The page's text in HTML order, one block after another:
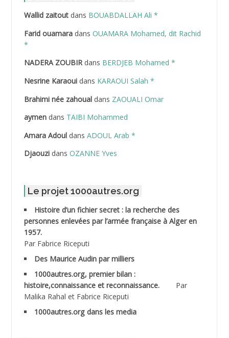
ABDEDDAIM Hamid
ABDELAZIZ Mohamed
ABDELHAFID Lakhdar
ABDELLI Mohamed
ABDELLI Mohamed *
ABDELMOUMENE Ahmed
ABDESMED Mohamed ben Kaddour
ABDESSELAMI Kouider
ABDESSLEM Ahmed dit le Coiffeur
ABDOUDOU
Wallid zaitoutdans BOUABDALLAH Ali *
Farid ouamaradans OUAMARA Mohamed, dit Rachid
*
NADERA ZOUBIRdans BERDJEB Mohamed *
Nesrine Karaouidans KARAOUI Salah *
Brahimi née zahoualdans ZAOUALI Omar
aymendans TAIBI Mohammed
Amara Adouldans ADOUL Arab *
Djaouzidans OZANNE Yves
Le projet 1000autres.org
Histoire d’un fichier secret : la recherche des
personnes enlevées par l’armée française à Alger en
1957.
Par Fabrice Riceputi
Des Maurice Audin par milliers
1000autres.org, premier bilan :
histoire,connaissance et reconnaissance.
Par
Malika Rahal et Fabrice Riceputi
1000autres.org dans les media